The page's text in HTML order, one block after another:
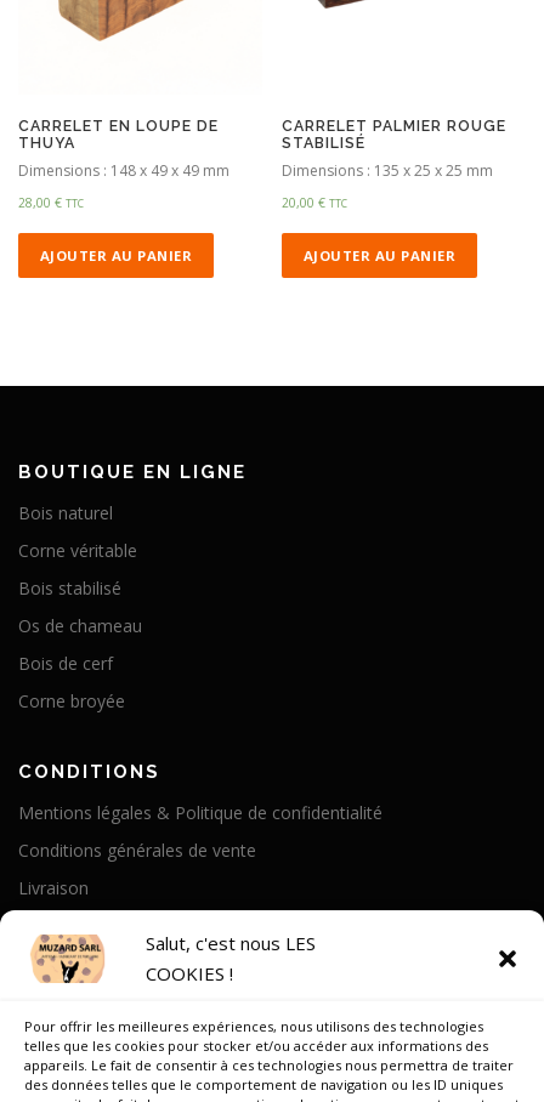
Salut, c'est nous LES
COOKIES !
Pour offrir les meilleures expériences, nous utilisons des technologies
telles que les cookies pour stocker et/ou accéder aux informations des
appareils. Le fait de consentir à ces technologies nous permettra de traiter
des données telles que le comportement de navigation ou les ID uniques
CARRELET EN LOUPE DE
THUYA
Dimensions : 148 x 49 x 49 mm
28,00 € TTC
AJOUTER AU PANIER
CARRELET PALMIER ROUGE
STABILISÉ
Dimensions : 135 x 25 x 25 mm
20,00€ TTC
AJOUTER AU PANIER
BOUTIQUE EN LIGNE
Bois naturel
Corne véritable
Bois stabilisé
Os de chameau
Bois de cerf
Corne broyée
CONDITIONS
Mentions légales & Politique de confidentialité
Conditions générales de vente
Livraison
Notre Histoire
On parle de nous